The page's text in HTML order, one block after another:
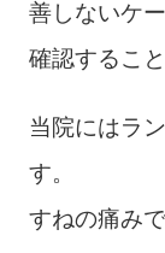
善しないケ
確認するこ
当院にはラ
す。
すねの痛み